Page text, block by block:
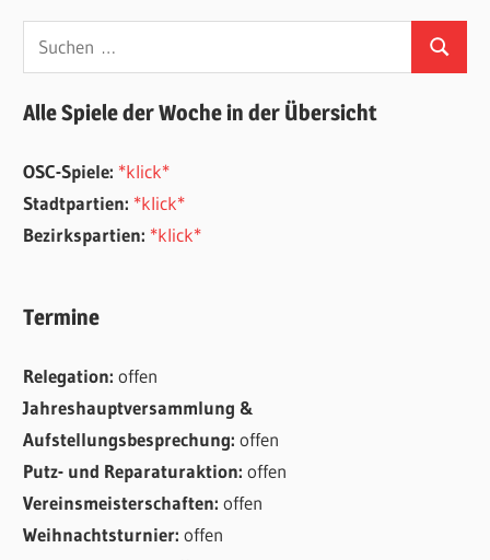
Suchen
nach:
Suchen
Alle Spiele der Woche in der Übersicht
OSC-Spiele: *klick*
Stadtpartien: *klick*
Bezirkspartien: *klick*
Termine
Relegation:offen
Jahreshauptversammlung &
Aufstellungsbesprechung:offen
Putz- und Reparaturaktion:offen
Vereinsmeisterschaften:offen
Weihnachtsturnier:offen